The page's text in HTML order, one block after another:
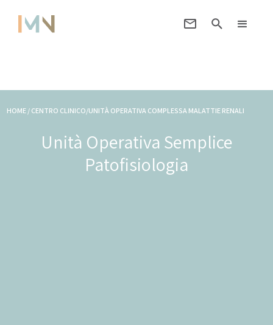
HOME / CENTRO CLINICO/UNITÀ OPERATIVA COMPLESSA MALATTIE RENALI
Unità Operativa Semplice
Patofisiologia